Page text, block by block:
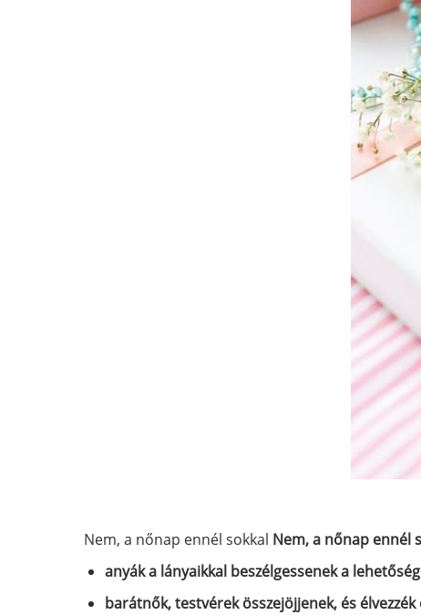
Nem, a nőnap ennél sokkal Nem, a nőnap ennél
anyák a lányaikkal beszélgessenek a
barátnők, testvérek összejöjjenek, és